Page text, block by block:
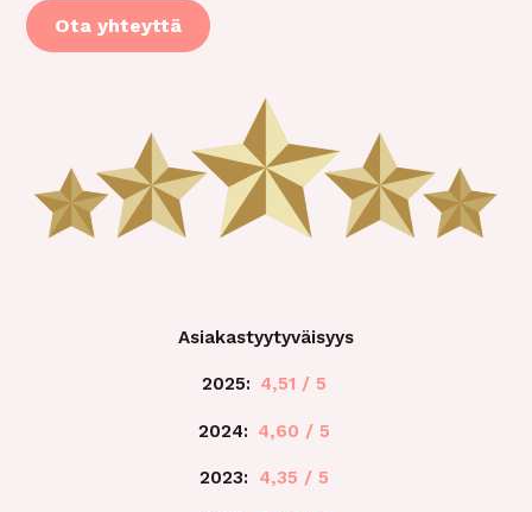
Ota yhteyttä
Asiakastyytyväisyys
2025: 4,51 / 5
2024: 4,60 / 5
2023: 4,35 / 5